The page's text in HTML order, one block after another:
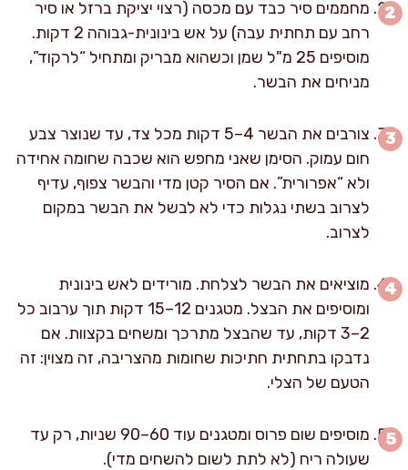
מחממים סיר כבד עם מכסה (רצוי יציקת ברזל או סיר
רחב עם תחתית עבה) על אש בינונית-גבוהה 2 דקות.
מוסיפים 25 מ"ל שמן וכשהוא מבריק ומתחיל “לרקוד”,
מניחים את הבשר.
צורבים את הבשר 4–5 דקות מכל צד, עד שנוצר צבע
חום עמוק. הסימן שאני מחפש הוא שכבה שחומה אחידה
ולא “אפרורית”. אם הסיר קטן מדי והבשר צפוף, עדיף
לצרוב בשתי נגלות כדי לא לבשל את הבשר במקום
לצרוב.
מוציאים את הבשר לצלחת. מורידים לאש בינונית
ומוסיפים את הבצל. מטגנים 12–15 דקות תוך ערבוב כל
2–3 דקות, עד שהבצל מתרכך ומשחים בקצוות. אם
נדבקו בתחתית חתיכות שחומות מהצריבה, זה מצוין: זה
הטעם של הצלי.
מוסיפים שום פרוס ומטגנים עוד 60–90 שניות, רק עד
שעולה ריח (לא לתת לשום להשחים מדי).